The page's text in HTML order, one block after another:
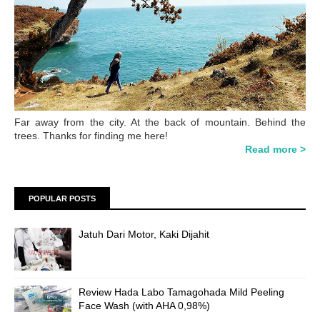
Far away from the city. At the back of mountain. Behind the
trees. Thanks for finding me here!
Read more >
POPULAR POSTS
Jatuh Dari Motor, Kaki Dijahit
Review Hada Labo Tamagohada Mild Peeling
Face Wash (with AHA 0,98%)